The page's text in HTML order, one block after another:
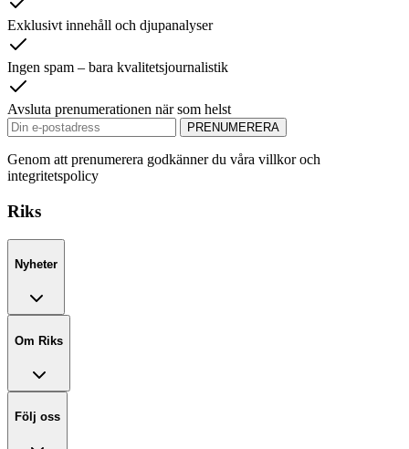
Exklusivt innehåll och djupanalyser
Ingen spam – bara kvalitetsjournalistik
Avsluta prenumerationen när som helst
PRENUMERERA
Genom att prenumerera godkänner du våra villkor och
integritetspolicy
Riks
Nyheter
Om Riks
Följ oss